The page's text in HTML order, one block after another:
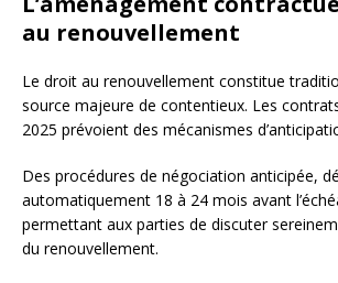
au renouvellement
Le droit au renouvellement constitue
source majeure de contentieux. Les
2025 prévoient des mécanismes
Des procédures de négociation anticipée,
automatiquement 18 à 24 mois avant
permettant aux parties de discuter
du renouvellement.